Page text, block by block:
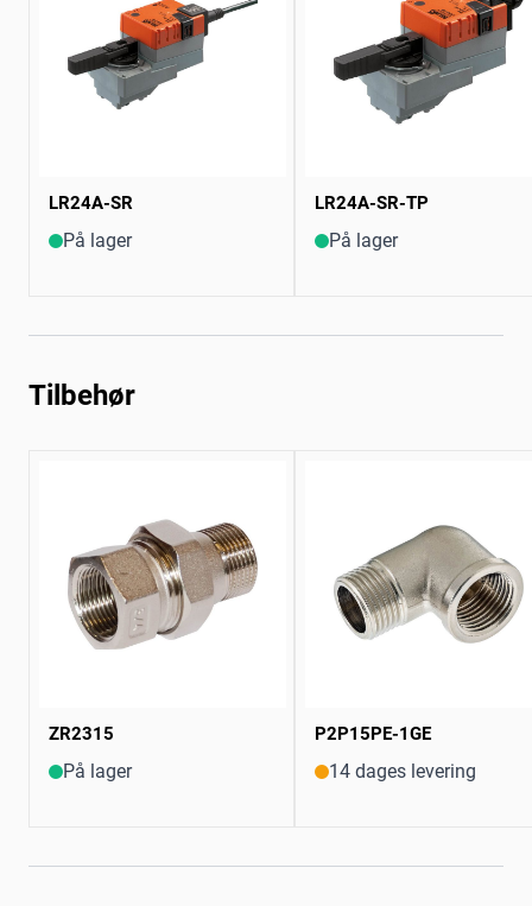
LR24A-SR
På lager
LR24A-SR-TP
På lager
Tilbehør
ZR2315
På lager
P2P15PE-1GE
14 dages levering